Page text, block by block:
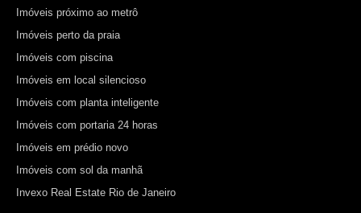
Imóveis próximo ao metrô
Imóveis perto da praia
Imóveis com piscina
Imóveis em local silencioso
Imóveis com planta inteligente
Imóveis com portaria 24 horas
Imóveis em prédio novo
Imóveis com sol da manhã
Invexo Real Estate Rio de Janeiro